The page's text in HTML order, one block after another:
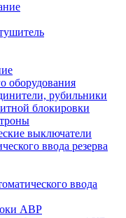
оборудования
рубильники
блокировки
выключатели
ввода резерва
ввода
АВР